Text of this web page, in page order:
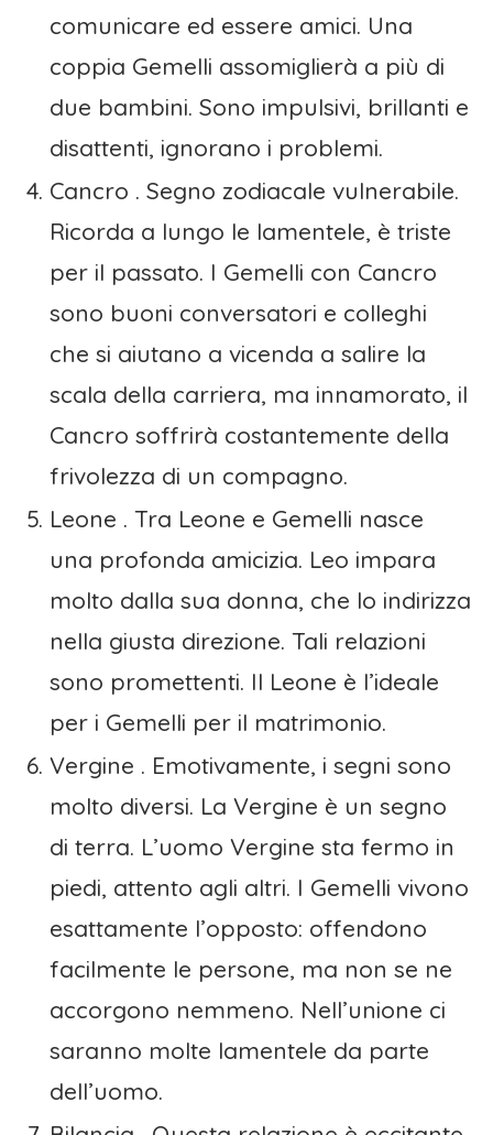
comunicare ed essere amici. Una
coppia Gemelli assomiglierà a più di
due bambini. Sono impulsivi, brillanti e
disattenti, ignorano i problemi.
Cancro . Segno zodiacale vulnerabile.
Ricorda a lungo le lamentele, è triste
per il passato. I Gemelli con Cancro
sono buoni conversatori e colleghi
che si aiutano a vicenda a salire la
scala della carriera, ma innamorato, il
Cancro soffrirà costantemente della
frivolezza di un compagno.
Leone . Tra Leone e Gemelli nasce
una profonda amicizia. Leo impara
molto dalla sua donna, che lo indirizza
nella giusta direzione. Tali relazioni
sono promettenti. Il Leone è l’ideale
per i Gemelli per il matrimonio.
Vergine . Emotivamente, i segni sono
molto diversi. La Vergine è un segno
di terra. L’uomo Vergine sta fermo in
piedi, attento agli altri. I Gemelli vivono
esattamente l’opposto: offendono
facilmente le persone, ma non se ne
accorgono nemmeno. Nell’unione ci
saranno molte lamentele da parte
dell’uomo.